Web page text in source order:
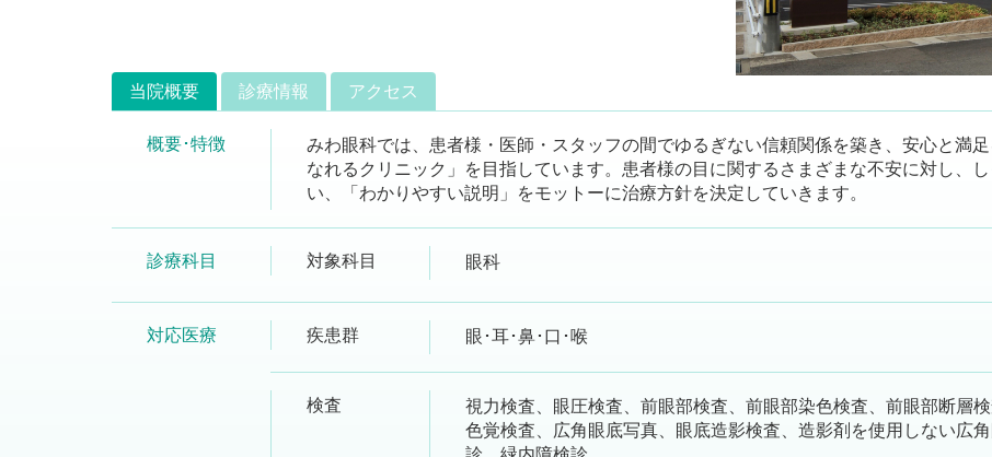
当院概要 診療情報 アクセス
概要･特徴
みわ眼科では、患者様・医師・スタッフの間でゆるぎない信頼関係を築き、安心と満
なれるクリニック」を目指しています。患者様の目に関するさまざまな不安に対し、
い、「わかりやすい説明」をモットーに治療方針を決定していきます。
診療科目 対象科目 眼科
対応医療 疾患群 眼･耳･鼻･口･喉
検査
視力検査、眼圧検査、前眼部検査、前眼部染色検査、前眼部断層
色覚検査、広角眼底写真、眼底造影検査、造影剤を使用しない広